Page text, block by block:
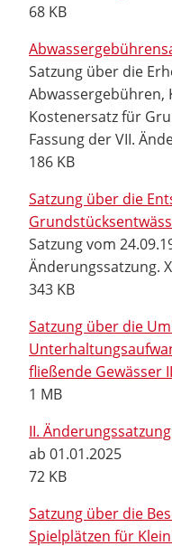
68 KB
Satzung über die
Abwassergebühren,
Kostenersatz für
Fassung der VII.
186 KB
Satzung über die
Satzung vom
Änderungssatzung.
343 KB
Satzung über die
fließende Gewässer
1 MB
II.
ab 01.01.2025
72 KB
Satzung über die
Spielplätzen für